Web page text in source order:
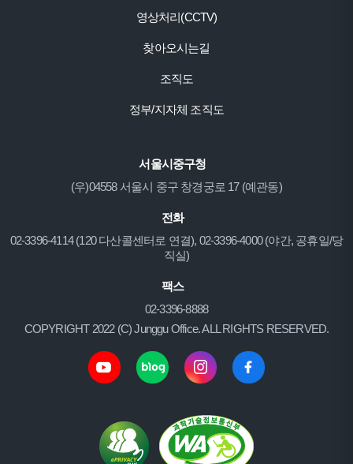
영상처리(CCTV)
찾아오시는길
조직도
정부/지자체 조직도
서울시중구청
(우)04558 서울시 중구 창경궁로 17 (예관동)
전화
02-3396-4114 (120 다산콜센터로 연결), 02-3396-4000 (야간, 공휴일/당
직실)
팩스
02-3396-8888
COPYRIGHT 2022 (C) Junggu Office. ALL RIGHTS RESERVED.